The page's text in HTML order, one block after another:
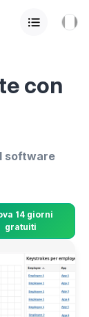
con
software
14 giorni
gratuiti